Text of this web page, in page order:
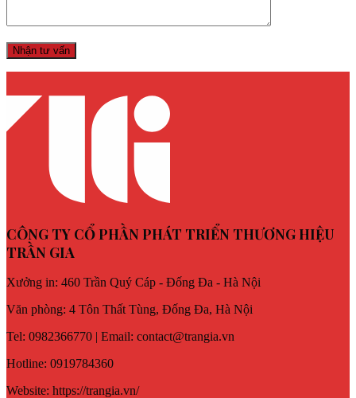
CÔNG TY CỔ PHẦN PHÁT TRIỂN THƯƠNG HIỆU
TRẦN GIA
Xưởng in: 460 Trần Quý Cáp - Đống Đa - Hà Nội
Văn phòng: 4 Tôn Thất Tùng, Đống Đa, Hà Nội
Tel: 0982366770 | Email: contact@trangia.vn
Hotline: 0919784360
Website: https://trangia.vn/